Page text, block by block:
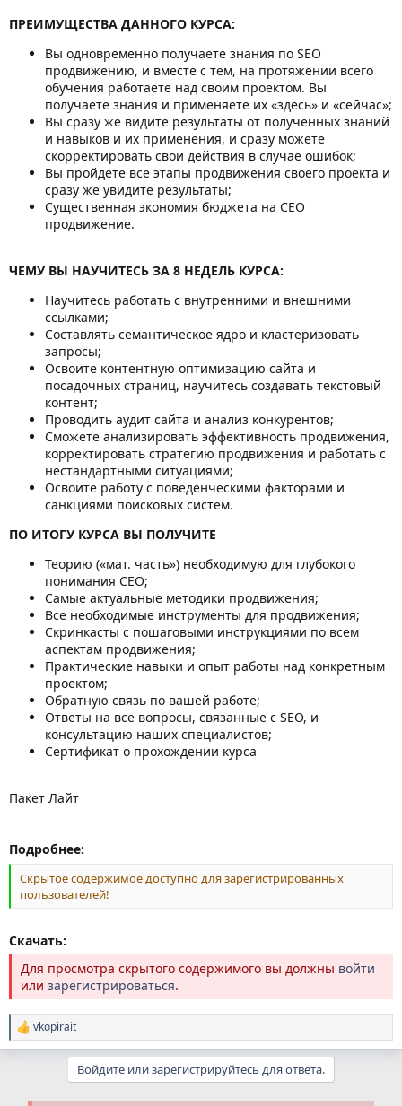
ПРЕИМУЩЕСТВА ДАННОГО КУРСА:
Вы одновременно получаете знания по SEO
продвижению, и вместе с тем, на протяжении всего
обучения работаете над своим проектом. Вы
получаете знания и применяете их «здесь» и «сейчас»;
Вы сразу же видите результаты от полученных знаний
и навыков и их применения, и сразу можете
скорректировать свои действия в случае ошибок;
Вы пройдете все этапы продвижения своего проекта и
сразу же увидите результаты;
Существенная экономия бюджета на СЕО
продвижение.
ЧЕМУ ВЫ НАУЧИТЕСЬ ЗА 8 НЕДЕЛЬ КУРСА:
Научитесь работать с внутренними и внешними
ссылками;
Составлять семантическое ядро и кластеризовать
запросы;
Освоите контентную оптимизацию сайта и
посадочных страниц, научитесь создавать текстовый
контент;
Проводить аудит сайта и анализ конкурентов;
Сможете анализировать эффективность продвижения,
корректировать стратегию продвижения и работать с
нестандартными ситуациями;
Освоите работу с поведенческими факторами и
санкциями поисковых систем.
ПО ИТОГУ КУРСА ВЫ ПОЛУЧИТЕ
Теорию («мат. часть») необходимую для глубокого
понимания СЕО;
Самые актуальные методики продвижения;
Все необходимые инструменты для продвижения;
Скринкасты с пошаговыми инструкциями по всем
аспектам продвижения;
Практические навыки и опыт работы над конкретным
проектом;
Обратную связь по вашей работе;
Ответы на все вопросы, связанные с SEO, и
консультацию наших специалистов;
Сертификат о прохождении курса
Пакет Лайт
Подробнее:
Скрытое содержимое доступно для зарегистрированных
пользователей!
Скачать:
Для просмотра скрытого содержимого вы должны войти
или зарегистрироваться.
Р
е
vkopirait
Войдите или зарегистрируйтесь для ответа.